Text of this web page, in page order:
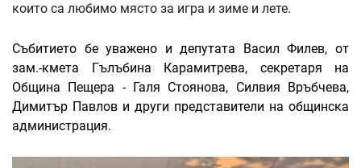
които са любимо място за игра и зиме и лете.
Събитието бе уважено и депутата Васил Филев, от
зам.-кмета Гълъбина Карамитрева, секретаря на
Община Пещера - Галя Стоянова, Силвия Връбчева,
Димитър Павлов и други представители на общинска
администрация.